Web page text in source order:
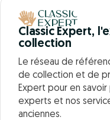
Classic Expert,
collection
Le réseau de
de collection et de
Expert pour en savoir
experts et nos
anciennes.